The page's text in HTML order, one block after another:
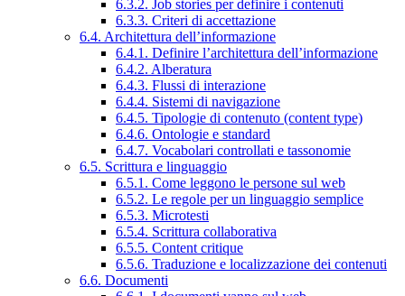
6.3.2. Job stories per definire i contenuti
6.3.3. Criteri di accettazione
6.4. Architettura dell’informazione
6.4.1. Definire l’architettura dell’informazione
6.4.2. Alberatura
6.4.3. Flussi di interazione
6.4.4. Sistemi di navigazione
6.4.5. Tipologie di contenuto (content type)
6.4.6. Ontologie e standard
6.4.7. Vocabolari controllati e tassonomie
6.5. Scrittura e linguaggio
6.5.1. Come leggono le persone sul web
6.5.2. Le regole per un linguaggio semplice
6.5.3. Microtesti
6.5.4. Scrittura collaborativa
6.5.5. Content critique
6.5.6. Traduzione e localizzazione dei contenuti
6.6. Documenti